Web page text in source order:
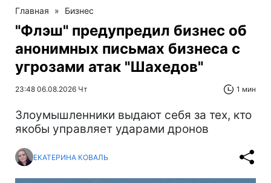
Главная » Бизнес
"Флэш" предупредил бизнес об
анонимных письмах бизнеса с
угрозами атак "Шахедов"
23:48 06.08.2026 Чт 1 мин
Злоумышленники выдают себя за тех, кто
якобы управляет ударами дронов
ЕКАТЕРИНА КОВАЛЬ